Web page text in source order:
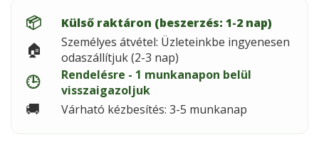
📦 Külső raktáron (beszerzés: 1-2 nap)
🏠
Személyes átvétel: Üzleteinkbe ingyenesen
odaszállítjuk (2-3 nap)
🕒
Rendelésre - 1 munkanapon belül
visszaigazoljuk
🚚 Várható kézbesítés: 3-5 munkanap